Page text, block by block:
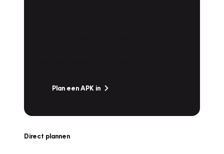
Plan een APK in
Direct plannen